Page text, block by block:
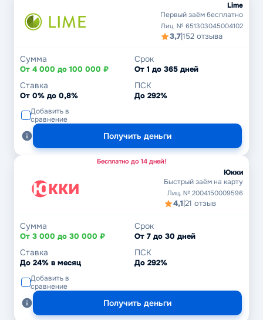
Lime
Первый заём бесплатно
Лиц. № 651303045004102
3,7|152 отзыва
Сумма
От 4 000 до 100 000 ₽
Срок
От 1 до 365 дней
Ставка
От 0% до 0,8%
ПСК
До 292%
Добавить в
сравнение
Получить деньги
Бесплатно до 14 дней!
Юкки
Быстрый заём на карту
Лиц. № 2004150009596
4,1|21 отзыв
Сумма
От 3 000 до 30 000 ₽
Срок
От 7 до 30 дней
Ставка
До 24% в месяц
ПСК
До 292%
Добавить в
сравнение
Получить деньги